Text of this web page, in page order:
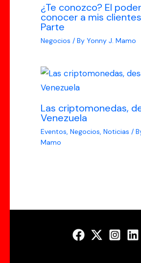
¿Te conozco? El
conocer a mis
Parte
Negocios / By Yonny J. Mamo
Las criptomonedas,
Venezuela
Eventos, Negocios, Noticias /
Mamo